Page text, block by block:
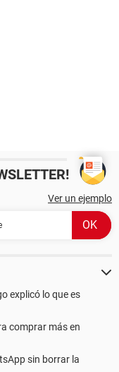
Ver un ejemplo
explicó lo que es
comprar más en
sin borrar la